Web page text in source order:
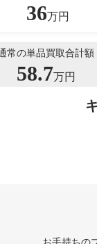
36万円
常の単品買取合計額
58.7万円